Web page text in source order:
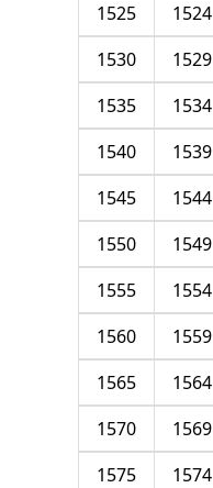
1524
1525
1529
1530
1534
1535
1539
1540
1544
1545
1549
1550
1554
1555
1559
1560
1564
1565
1569
1570
1574
1575